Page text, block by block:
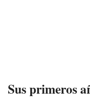
Sus primeros